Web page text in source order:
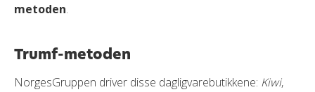
metoden.
Trumf-metoden
NorgesGruppen driver disse dagligvarebutikkene: Kiwi,